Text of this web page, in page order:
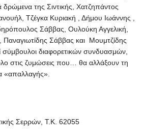
της Σιντικής, Χατζηπάντος
Τζέγκα Κυριακή , Δήμου Ιωάννης ,
Σάββας, Ουλούκη Αγγελική,
Σάββας και Μουμτζίδης
διαφορετικών συνδυασμών,
στις ζυμώσεις που… θα αλλάξουν τη
«απαλλαγής».
Σερρών, Τ.Κ. 62055